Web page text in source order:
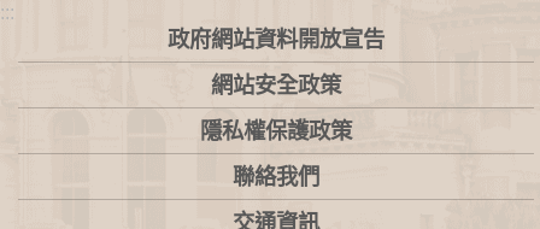
:::
政府網站資料開放宣告
網站安全政策
隱私權保護政策
聯絡我們
交通資訊